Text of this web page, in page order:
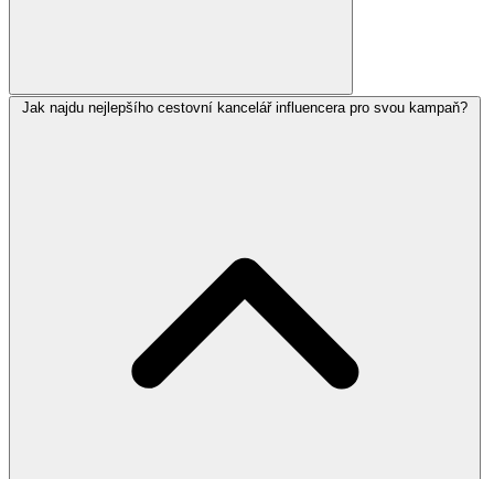
Jak najdu nejlepšího cestovní kancelář influencera pro svou kampaň?